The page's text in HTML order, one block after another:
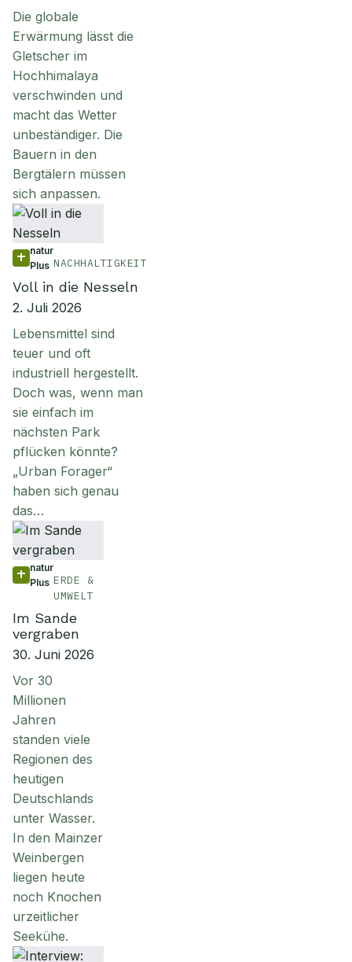
Die globale
Erwärmung lässt die
Gletscher im
Hochhimalaya
verschwinden und
macht das Wetter
unbeständiger. Die
Bauern in den
Bergtälern müssen
sich anpassen.
natur
Plus NACHHALTIGKEIT
Voll in die Nesseln
2. Juli 2026
Lebensmittel sind
teuer und oft
industriell hergestellt.
Doch was, wenn man
sie einfach im
nächsten Park
pflücken könnte?
„Urban Forager“
haben sich genau
das…
natur
Plus ERDE &
UMWELT
Im Sande
vergraben
30. Juni 2026
Vor 30
Millionen
Jahren
standen viele
Regionen des
heutigen
Deutschlands
unter Wasser.
In den Mainzer
Weinbergen
liegen heute
noch Knochen
urzeitlicher
Seekühe.